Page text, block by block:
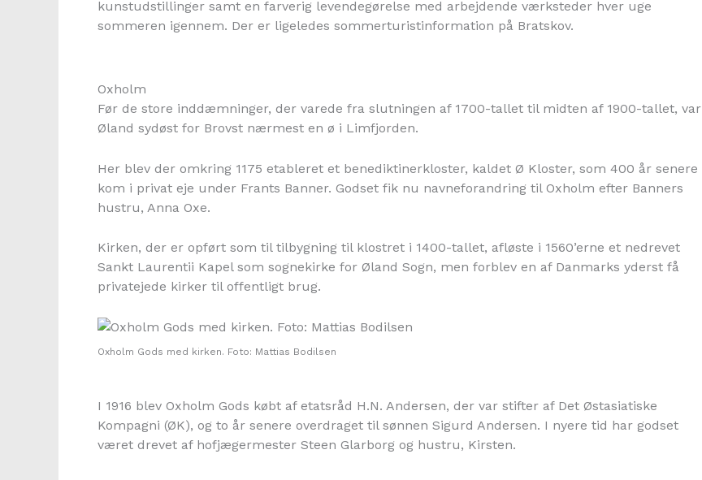
kunstudstillinger samt en farverig levendegørelse med arbejdende værksteder hver uge
sommeren igennem. Der er ligeledes sommerturistinformation på Bratskov.
Oxholm
Før de store inddæmninger, der varede fra slutningen af 1700-tallet til midten af 1900-tallet, var
Øland sydøst for Brovst nærmest en ø i Limfjorden.
Her blev der omkring 1175 etableret et benediktinerkloster, kaldet Ø Kloster, som 400 år senere
kom i privat eje under Frants Banner. Godset fik nu navneforandring til Oxholm efter Banners
hustru, Anna Oxe.
Kirken, der er opført som til tilbygning til klostret i 1400-tallet, afløste i 1560’erne et nedrevet
Sankt Laurentii Kapel som sognekirke for Øland Sogn, men forblev en af Danmarks yderst få
privatejede kirker til offentligt brug.
Oxholm Gods med kirken. Foto: Mattias Bodilsen
I 1916 blev Oxholm Gods købt af etatsråd H.N. Andersen, der var stifter af Det Østasiatiske
Kompagni (ØK), og to år senere overdraget til sønnen Sigurd Andersen. I nyere tid har godset
været drevet af hofjægermester Steen Glarborg og hustru, Kirsten.